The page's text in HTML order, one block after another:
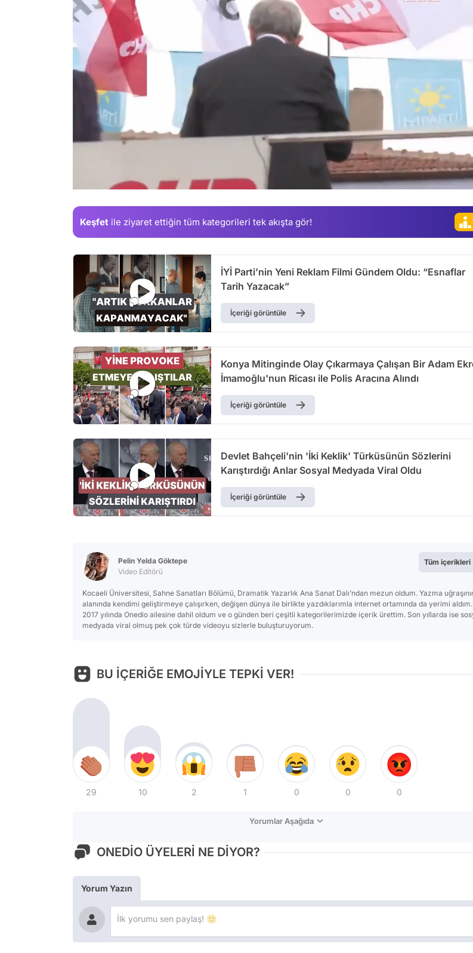
Keşfet ile ziyaret ettiğin tüm kategorileri tek akışta gör!
İYİ Parti’nin Yeni Reklam Filmi Gündem Oldu: “Esnaflar
Tarih Yazacak”
İçeriği görüntüle
Konya Mitinginde Olay Çıkarmaya Çalışan Bir Adam
İmamoğlu'nun Ricası ile Polis Aracına Alındı
İçeriği görüntüle
Devlet Bahçeli'nin 'İki Keklik' Türküsünün Sözlerini
Karıştırdığı Anlar Sosyal Medyada Viral Oldu
İçeriği görüntüle
Pelin Yelda Göktepe
Video Editörü
Kocaeli Üniversitesi, Sahne Sanatları Bölümü, Dramatik Yazarlık Ana Sanat Dalı’ndan mezun oldum. Yazma
alanında kendimi geliştirmeye çalışırken, değişen dünya ile birlikte yazdıklarımla internet ortamında da yerimi aldım.
2017 yılında Onedio ailesine dahil oldum ve o günden beri çeşitli kategorilerimizde içerik ürettim. Son yıllarda ise
medyada viral olmuş pek çok türde videoyu sizlerle buluşturuyorum.
Tüm içerikleri
BU İÇERİĞE EMOJİYLE TEPKİ VER!
29 10 2 1 0 0 0
Yorumlar Aşağıda
ONEDİO ÜYELERİ NE DİYOR?
Yorum Yazın